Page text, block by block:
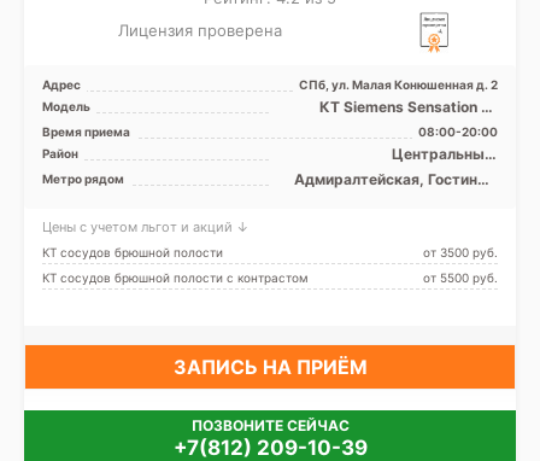
Лицензия проверена
Адрес
СПб, ул. Малая Конюшенная д. 2
Модель
КТ Siemens Sensation 16
срезов
Время приема
08:00-20:00
Район
Центральный,
Адмиралтейский
Метро рядом
Адмиралтейская, Гостиный
Цены с учетом льгот и акций ↓
КТ сосудов брюшной полости
от 3500 pуб.
КТ сосудов брюшной полости с контрастом
от 5500 pуб.
ЗАПИСЬ НА ПРИЁМ
ПОЗВОНИТЕ СЕЙЧАС
+7(812) 209-10-39